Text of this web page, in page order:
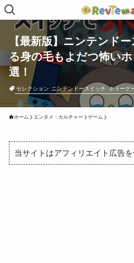
【最新版】ニンテンド
る身の毛もよだつ怖い
選！
セレクション ニンテンドースイッチ ホラーゲ
ホーム エンタメ・カルチャー ゲーム
当サイトはアフィリエイト広告を